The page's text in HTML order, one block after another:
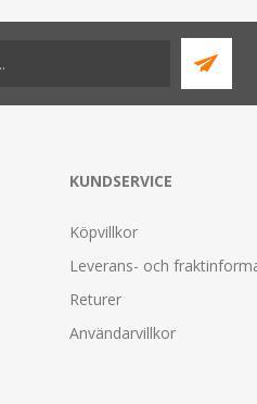
KUNDSERVICE
Köpvillkor
Leverans- och
Returer
Användarvillkor